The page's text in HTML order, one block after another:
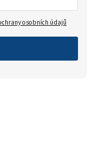
osobních údajů